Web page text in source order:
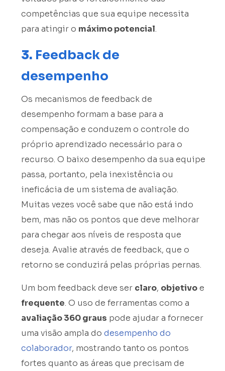
competências que sua equipe necessita
para atingir o máximo potencial.
3. Feedback de
desempenho
Os mecanismos de feedback de
desempenho formam a base para a
compensação e conduzem o controle do
próprio aprendizado necessário para o
recurso. O baixo desempenho da sua equipe
passa, portanto, pela inexistência ou
ineficácia de um sistema de avaliação.
Muitas vezes você sabe que não está indo
bem, mas não os pontos que deve melhorar
para chegar aos níveis de resposta que
deseja. Avalie através de feedback, que o
retorno se conduzirá pelas próprias pernas.
Um bom feedback deve ser claro, objetivoe
frequente. O uso de ferramentas como a
avaliação 360 graus pode ajudar a fornecer
uma visão ampla dodesempenho do
colaborador, mostrando tanto os pontos
fortes quanto as áreas que precisam de